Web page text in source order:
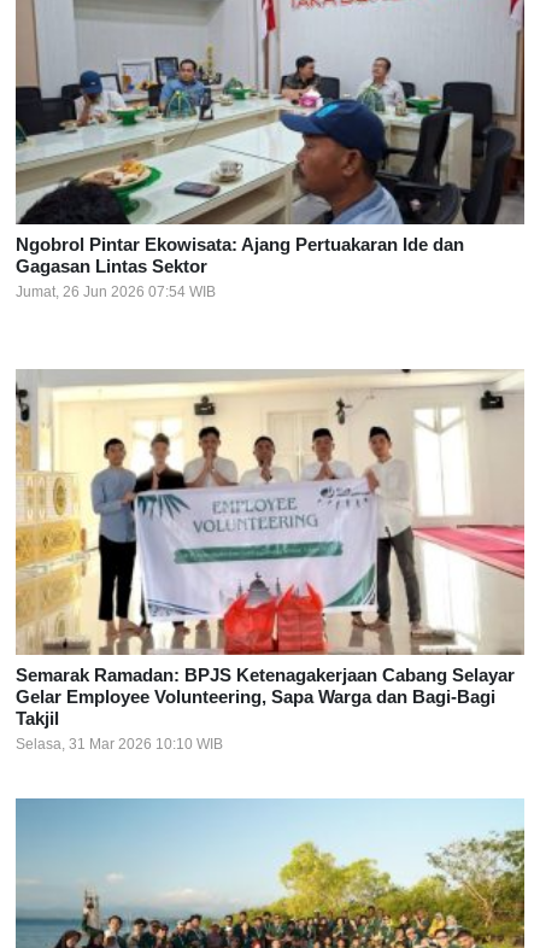
Ngobrol Pintar Ekowisata: Ajang Pertuakaran Ide dan
Gagasan Lintas Sektor
Jumat, 26 Jun 2026 07:54 WIB
Semarak Ramadan: BPJS Ketenagakerjaan Cabang Selayar
Gelar Employee Volunteering, Sapa Warga dan Bagi-Bagi
Takjil
Selasa, 31 Mar 2026 10:10 WIB